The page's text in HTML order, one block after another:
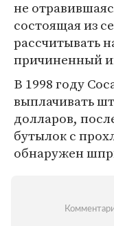
не
состоящая из
рассчитывать
причиненный
В 1998 году
выплачивать
долларов,
бутылок с
обнаружен